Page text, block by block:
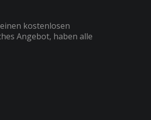
kostenlosen
Angebot, haben alle